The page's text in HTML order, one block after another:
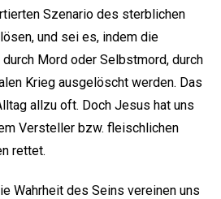
Szenario des sterblichen
und sei es, indem die
Mord oder Selbstmord, durch
Krieg ausgelöscht werden. Das
allzu oft. Doch Jesus hat uns
Versteller bzw. fleischlichen
rettet.
Wahrheit des Seins vereinen uns